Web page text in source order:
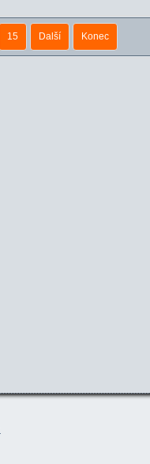
15 Další Konec